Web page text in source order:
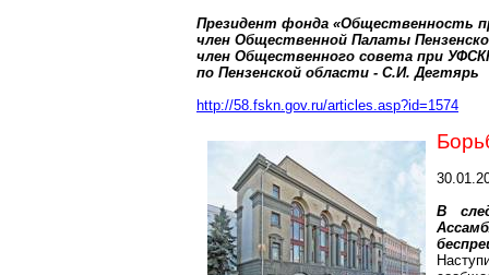
Президент фонда «Общественность
член Общественной Палаты
член Общественного совета при
по Пензенской области - С.И. Дегтярь
http://58.fskn.gov.ru/articles.asp?id=1574
В